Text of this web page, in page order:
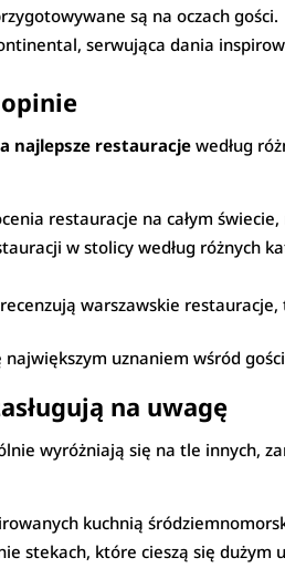
są na oczach gości.
serwująca dania
najlepsze restauracje według
restauracje na całym
w stolicy według różnych
warszawskie
uznaniem wśród
na uwagę
wyróżniają się na tle innych,
kuchnią
stekach, które cieszą się dużym